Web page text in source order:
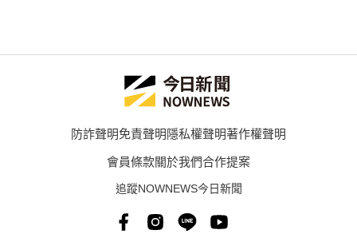
防詐聲明免責聲明隱私權聲明著作權聲明
會員條款關於我們合作提案
追蹤NOWNEWS今日新聞